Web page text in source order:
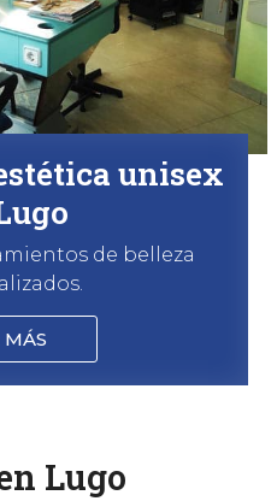
unisex
de belleza
MÁS
Lugo